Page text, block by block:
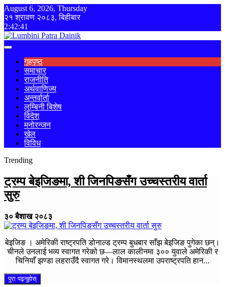
August 6, 2026, Thursday
२१ श्रावण २०८३, बिहीबार
2:42:41
गृहपृष्ठ
समाचार
राजनीति
अर्थवाणिज्य
अन्तर्वार्ता
लुम्बिनी बिशेष
विदेश
मनोरन्जन
खेल
विविध
Trending
ट्रम्प बेइजिङमा, शी जिनपिङसँग उच्चस्तरीय वार्ता
सुरु
३० बैशाख २०८३
बेइजिङ । अमेरिकी राष्ट्रपति डोनाल्ड ट्रम्प बुधबार साँझ बेइजिङ पुगेका छन्।
चीनले उनलाई भव्य स्वागत गरेको छ—लाल कालीनमा ३०० युवाले अमेरिकी र
चिनियाँ झण्डा लहराउँदै स्वागत गरे। विमानस्थलमा उपराष्ट्रपति हान...
पुरा पढ्नुहोस्